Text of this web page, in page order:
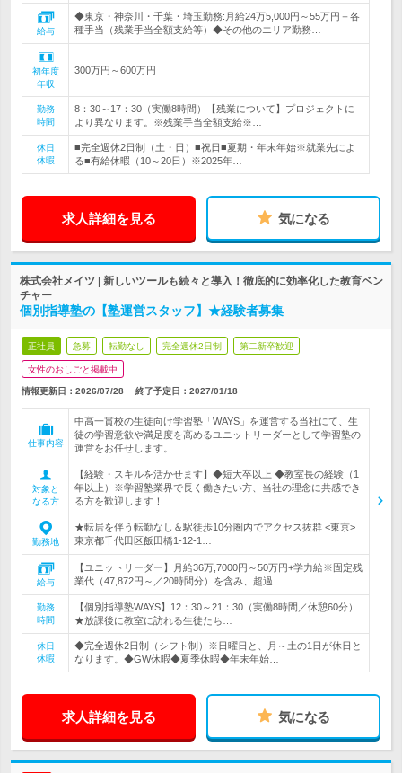
給与
◆東京・神奈川・千葉・埼玉勤務:月給24万5,000円～55万円＋各
種手当（残業手当全額支給等）◆その他のエリア勤務…
初年度
年収
300万円～600万円
勤務
時間
8：30～17：30（実働8時間）【残業について】プロジェクトに
より異なります。※残業手当全額支給※…
休日
休暇
■完全週休2日制（土・日）■祝日■夏期・年末年始※就業先によ
る■有給休暇（10～20日）※2025年…
求人詳細を見る 気になる
株式会社メイツ | 新しいツールも続々と導入！徹底的に効率化した教育ベン
チャー
個別指導塾の【塾運営スタッフ】★経験者募集
正社員 急募 転勤なし 完全週休2日制 第二新卒歓迎
女性のおしごと掲載中
情報更新日：2026/07/28 終了予定日： 2027/01/18
仕事内容
中高一貫校の生徒向け学習塾「WAYS」を運営する当社にて、生
徒の学習意欲や満足度を高めるユニットリーダーとして学習塾の
運営をお任せします。
対象と
なる方
【経験・スキルを活かせます】◆短大卒以上 ◆教室長の経験（1
年以上）※学習塾業界で長く働きたい方、当社の理念に共感でき
る方を歓迎します！
勤務地
★転居を伴う転勤なし＆駅徒歩10分圏内でアクセス抜群 <東京>
東京都千代田区飯田橋1-12-1…
給与
【ユニットリーダー】月給36万,7000円～50万円+学力給※固定残
業代（47,872円～／20時間分）を含み、超過…
勤務
時間
【個別指導塾WAYS】12：30～21：30（実働8時間／休憩60分）
★放課後に教室に訪れる生徒たち…
休日
休暇
◆完全週休2日制（シフト制）※日曜日と、月～土の1日が休日と
なります。◆GW休暇◆夏季休暇◆年末年始…
求人詳細を見る 気になる